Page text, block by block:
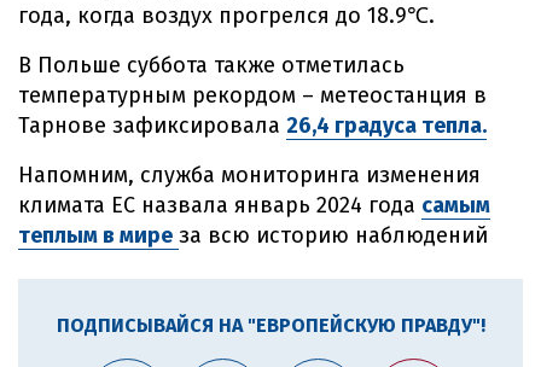
года, когда воздух прогрелся до 18.9℃.
В Польше суббота также отметилась
температурным рекордом – метеостанция в
Тарнове зафиксировала 26,4 градуса тепла.
Напомним, служба мониторинга изменения
климата ЕС назвала январь 2024 года самым
теплым в мире за всю историю наблюдений
ПОДПИСЫВАЙСЯ НА "ЕВРОПЕЙСКУЮ ПРАВДУ"!